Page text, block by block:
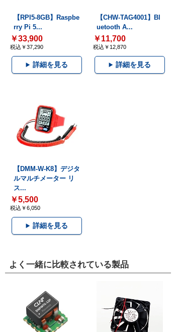
【RPI5-8GB】Raspbe
rry Pi 5...
￥33,900
税込￥37,290
詳細を見る
【CHW-TAG4001】Bl
uetooth A...
￥11,700
税込￥12,870
詳細を見る
【DMM-W-K8】デジタ
ルマルチメーター リ
ス...
￥5,500
税込￥6,050
詳細を見る
よく一緒に比較されている製品